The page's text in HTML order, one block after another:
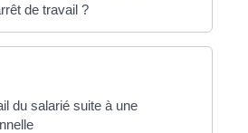
de travail ?
du salarié suite à une